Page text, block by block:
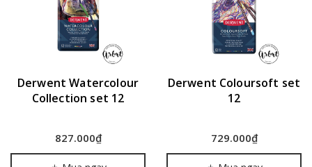
Derwent Watercolour
Collection set 12
827.000₫
Derwent Coloursoft set
12
729.000₫